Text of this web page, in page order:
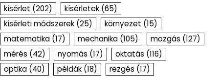
kísérlet (202) kísérletek (65)
kísérleti módszerek (25) környezet (15)
matematika (17) mechanika (105) mozgás (127)
mérés (42) nyomás (17) oktatás (116)
optika (40) példák (18) rezgés (17)